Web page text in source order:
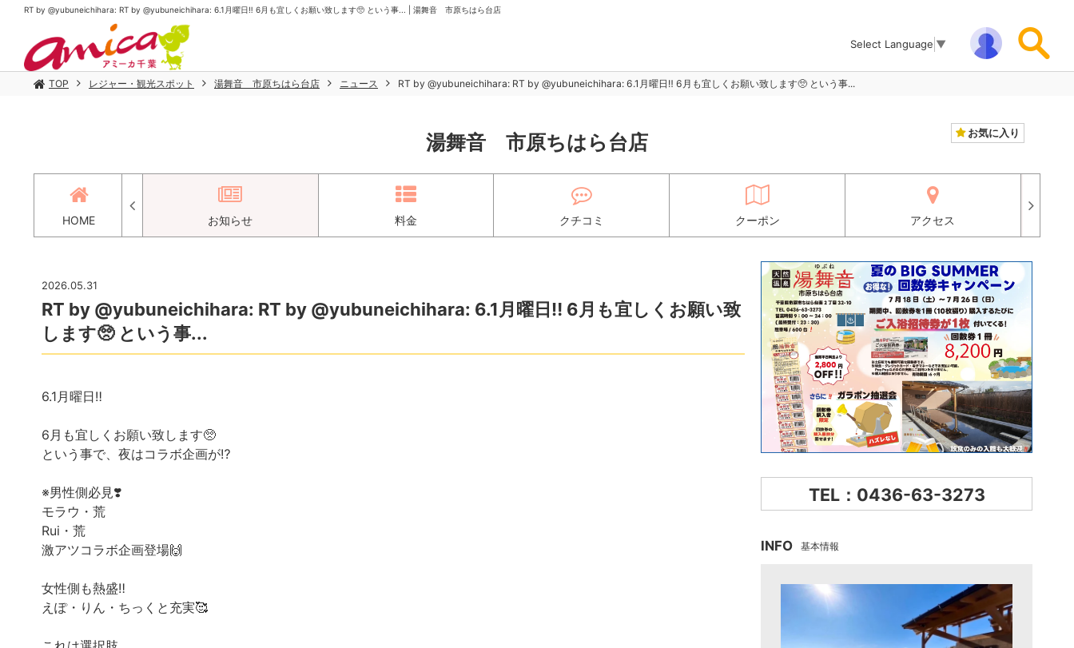
RT by @yubuneichihara: RT by @yubuneichihara: 6.1月曜日‼️ 6月も宜しくお願い致します🥺 という事... | 湯舞音 市原ちはら台店
Select Language ▼
TOP レジャー・観光スポット 湯舞音 市原ちはら台店 ニュース RT by @yubuneichihara: RT by @yubuneichihara: 6.1月曜日‼️ 6月も宜しくお願い致します🥺 という事...
湯舞音 市原ちはら台店 お気に入り
HOME
アクセス お知らせ 料金 クチコミ クーポン アクセス
2026.05.31
RT by @yubuneichihara: RT by @yubuneichihara: 6.1月曜日‼️ 6月も宜しくお願い致
します🥺 という事...
6.1月曜日‼️
6月も宜しくお願い致します🥺
という事で、夜はコラボ企画が⁉️
※男性側必見❣️
モラウ・荒
Rui・荒
激アツコラボ企画登場🙌
女性側も熱盛‼︎
えぽ・りん・ちっくと充実🥰
TEL：0436-63-3273
INFO 基本情報